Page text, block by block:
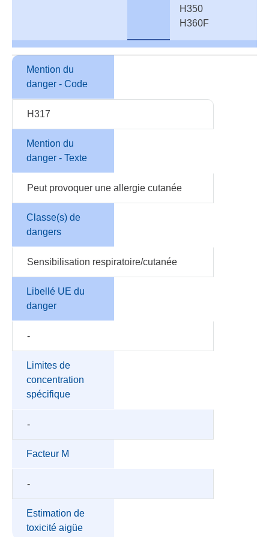
H350
H360F
Mention du
danger - Code
H317
Mention du
danger - Texte
Peut provoquer une allergie cutanée
Classe(s) de
dangers
Sensibilisation respiratoire/cutanée
Libellé UE du
danger
-
Limites de
concentration
spécifique
-
Facteur M
-
Estimation de
toxicité aigüe